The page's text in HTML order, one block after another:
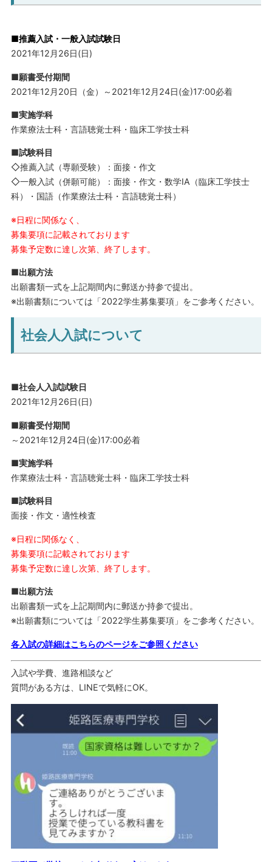
■推薦入試・一般入試試験日
2021年12月26日(日)
■願書受付期間
2021年12月20日（金）～2021年12月24日(金)17:00必着
■実施学科
作業療法士科・言語聴覚士科・臨床工学技士科
■試験科目
◇推薦入試（専願受験）：面接・作文
◇一般入試（併願可能）：面接・作文・数学ⅠA（臨床工学技士
科）・国語（作業療法士科・言語聴覚士科）
※日程に関係なく、
募集要項に記載されております
募集予定数に達し次第、終了します。
■出願方法
出願書類一式を上記期間内に郵送か持参で提出。
※出願書類については「2022学生募集要項」をご参考ください。
社会人入試について
■社会人入試試験日
2021年12月26日(日)
■願書受付期間
～2021年12月24日(金)17:00必着
■実施学科
作業療法士科・言語聴覚士科・臨床工学技士科
■試験科目
面接・作文・適性検査
※日程に関係なく、
募集要項に記載されております
募集予定数に達し次第、終了します。
■出願方法
出願書類一式を上記期間内に郵送か持参で提出。
※出願書類については「2022学生募集要項」をご参考ください。
各入試の詳細はこちらのページをご参照ください
入試や学費、進路相談など
質問がある方は、LINEで気軽にOK。